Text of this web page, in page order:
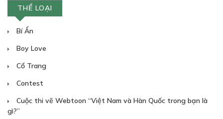
THỂ LOẠI
Bí Ẩn
Boy Love
Cổ Trang
Contest
Cuộc thi vẽ Webtoon “Việt Nam và Hàn Quốc trong bạn là
gì?”